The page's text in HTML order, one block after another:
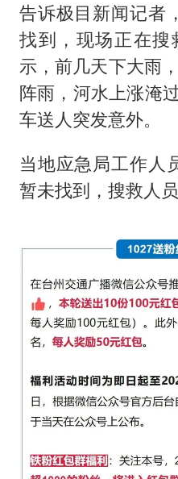
告诉极目新闻记者
找到，现场正在
示，前几天下大雨
阵雨，河水上涨淹
车送人突发意外。
当地应急局工作人
暂未找到，搜救人